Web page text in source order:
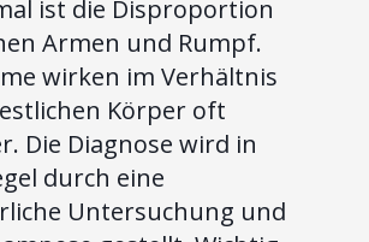
ist die Disproportion
Armen und Rumpf.
wirken im Verhältnis
Körper oft
Die Diagnose wird in
durch eine
Untersuchung und